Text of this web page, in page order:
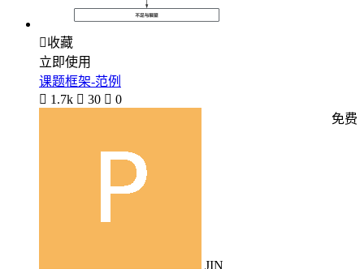
收藏
立即使用
课题框架-范例
 1.7k  30  0
JIN
免费